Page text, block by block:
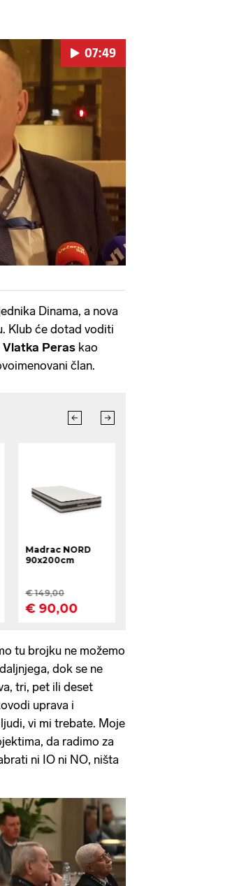
07:49
Dinama, a nova
Klub će dotad voditi
Vlatka Peras kao
član.
tu brojku ne možemo
dok se ne
tri, pet ili deset
uprava i
vi mi trebate. Moje
da radimo za
ni IO ni NO, ništa